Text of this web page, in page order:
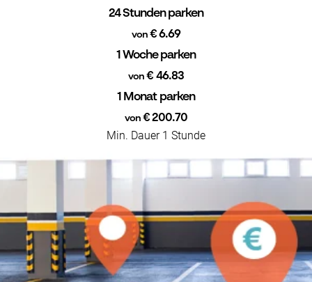
24 Stunden parken
von€ 6.69
1 Woche parken
von € 46.83
1 Monat parken
von € 200.70
Min. Dauer 1 Stunde